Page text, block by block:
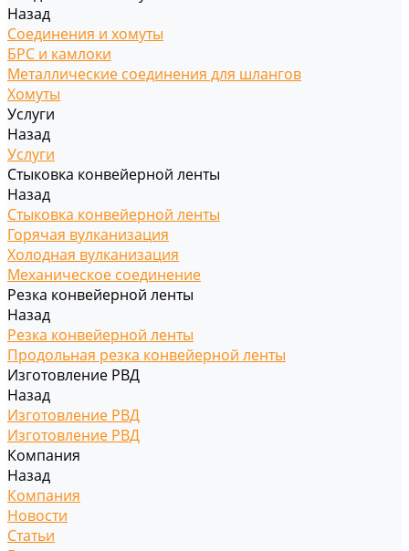
Назад
Соединения и хомуты
БРС и камлоки
Металлические соединения для шлангов
Хомуты
Услуги
Назад
Услуги
Стыковка конвейерной ленты
Назад
Стыковка конвейерной ленты
Горячая вулканизация
Холодная вулканизация
Механическое соединение
Резка конвейерной ленты
Назад
Резка конвейерной ленты
Продольная резка конвейерной ленты
Изготовление РВД
Назад
Изготовление РВД
Изготовление РВД
Компания
Назад
Компания
Новости
Статьи